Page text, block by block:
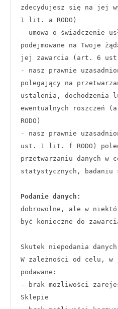
zdecydujesz się na jej
1 lit. a RODO)
- umowa o świadczenie
podejmowane na Twoje
jej zawarcia (art. 6
- nasz prawnie
polegający na
ustalenia, dochodzenia
ewentualnych
RODO)
- nasz prawnie
ust. 1 lit. f RODO)
przetwarzaniu danych w
Podanie danych:
dobrowolne, ale w
być konieczne do
Skutek niepodania
W zależności od celu, w
podawane:
- brak możliwości
Sklepie